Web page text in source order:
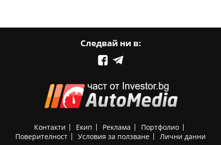
Следвай ни в:
Контакти Екип Реклама
Портфолио
Поверителност
Условия за ползване Лични данни